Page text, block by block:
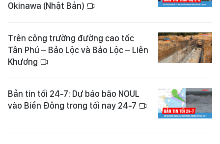
Okinawa (Nhật Bản)
Trên công trường đường cao tốc
Tân Phú – Bảo Lộc và Bảo Lộc – Liên
Khương
Bản tin tối 24-7: Dự báo bão NOUL
vào Biển Đông trong tối nay 24-7